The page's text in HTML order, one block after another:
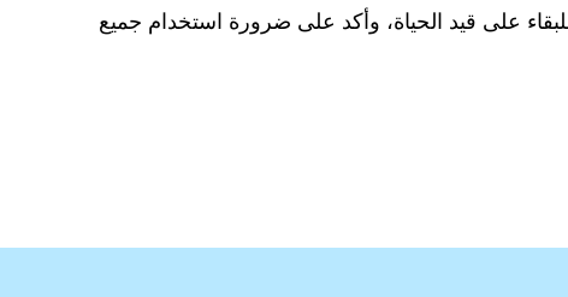
الإجلاء الطبي للبقاء على قيد الحياة، وأكد على ضرورة استخدام جميع